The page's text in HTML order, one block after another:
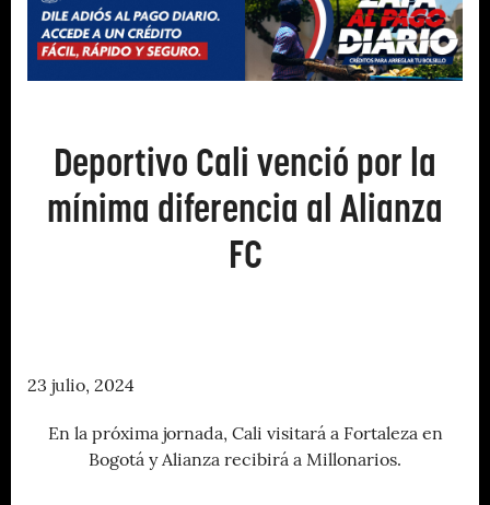
Deportivo Cali venció por la
mínima diferencia al Alianza
FC
23 julio, 2024
En la próxima jornada, Cali visitará a Fortaleza en
Bogotá y Alianza recibirá a Millonarios.